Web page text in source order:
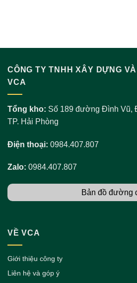
CÔNG TY TNHH XÂY DỰNG
VCA
Tổng kho: Số 189 đường Đình Vũ,
TP. Hải Phòng
Điện thoại: 0984.407.807
Zalo: 0984.407.807
Bản đồ đường
VỀ VCA
Giới thiệu công ty
Liên hệ và góp ý